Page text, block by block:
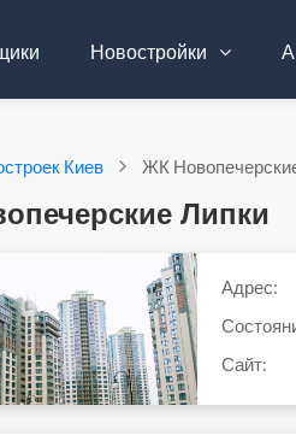
Новостройки
Киев ЖК
Липки
Адрес:
Сайт: